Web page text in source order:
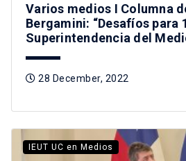
Varios medios I Columna
Bergamini: “Desafíos para
Superintendencia del
28 December, 2022
IEUT UC en Medios